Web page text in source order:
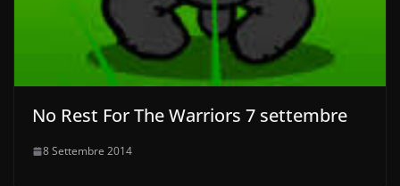
No Rest For The Warriors 7 settembre
8 Settembre 2014